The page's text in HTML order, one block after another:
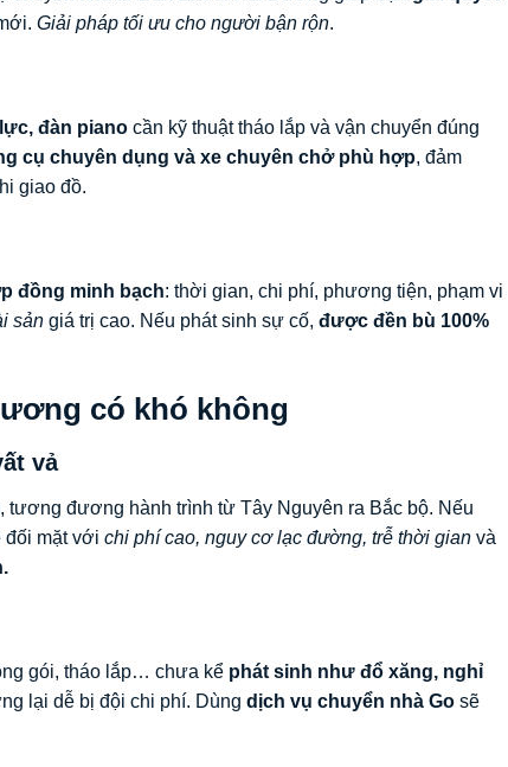
Giải pháp tối ưu cho người bận rộn.
đàn piano cần kỹ thuật tháo lắp và vận chuyển đúng
cụ chuyên dụng và xe chuyên chở phù hợp, đảm
giao đồ.
đồng minh bạch: thời gian, chi phí, phương tiện, phạm vi
sản giá trị cao. Nếu phát sinh sự cố, được đền bù 100%
có khó không
vả
, tương đương hành trình từ Tây Nguyên ra Bắc bộ. Nếu
đối mặt với chi phí cao, nguy cơ lạc đường, trễ thời gian và
gói, tháo lắp… chưa kể phát sinh như đổ xăng, nghỉ
lại dễ bị đội chi phí. Dùng dịch vụ chuyển nhà Go sẽ